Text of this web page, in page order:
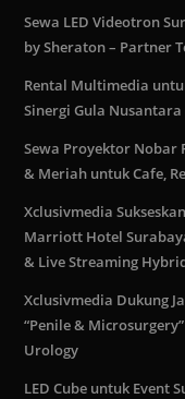
Sewa LED Videotron
by Sheraton – Partner
Rental Multimedia
Sinergi Gula Nusantara
Sewa Proyektor Nobar
& Meriah untuk Cafe,
Xclusivmedia
Marriott Hotel
& Live Streaming
Xclusivmedia Dukung
“Penile &
Urology
LED Cube untuk Event